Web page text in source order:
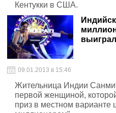
Кентукки в США.
09.01.2013 в 15:46
Жительница Индии
первой женщиной,
приз в местном варианте